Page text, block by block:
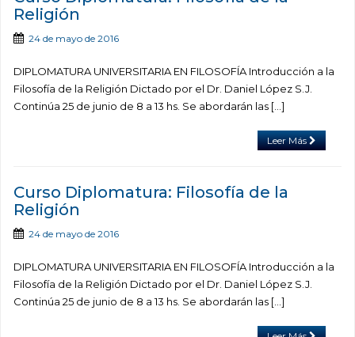
Religión
24 de mayo de 2016
DIPLOMATURA UNIVERSITARIA EN FILOSOFÍA Introducción a la
Filosofía de la Religión Dictado por el Dr. Daniel López S.J.
Continúa 25 de junio de 8 a 13 hs. Se abordarán las […]
Leer Más
Curso Diplomatura: Filosofía de la
Religión
24 de mayo de 2016
DIPLOMATURA UNIVERSITARIA EN FILOSOFÍA Introducción a la
Filosofía de la Religión Dictado por el Dr. Daniel López S.J.
Continúa 25 de junio de 8 a 13 hs. Se abordarán las […]